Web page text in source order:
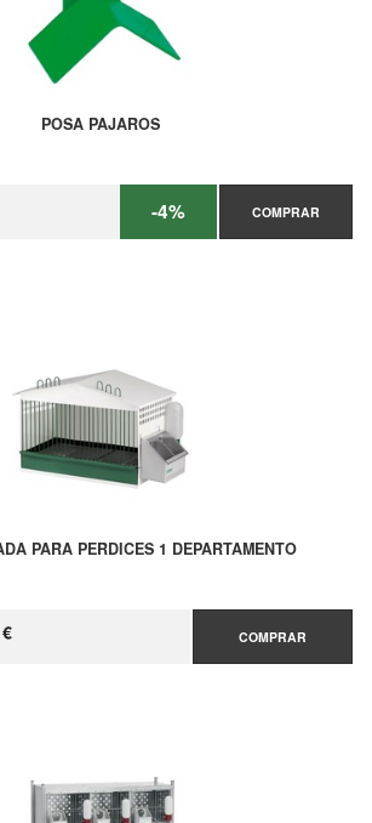
POSA PAJAROS
-4% COMPRAR
PARA PERDICES 1 DEPARTAMENTO
COMPRAR